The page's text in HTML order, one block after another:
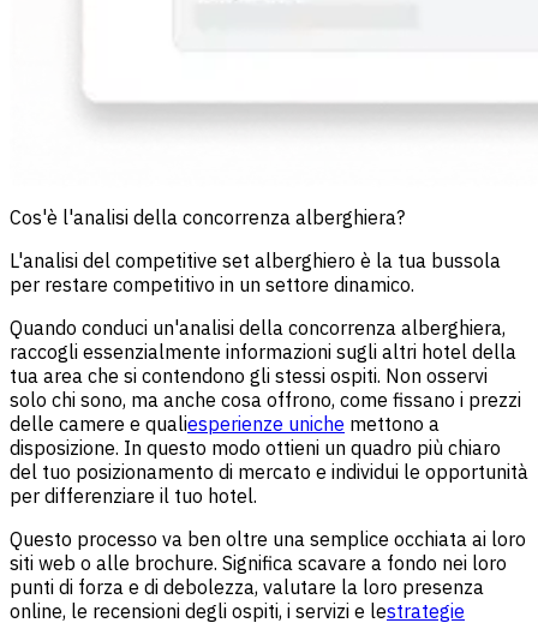
Cos'è l'analisi della concorrenza alberghiera?
L'analisi del competitive set alberghiero è la tua bussola
per restare competitivo in un settore dinamico.
Quando conduci un'analisi della concorrenza alberghiera,
raccogli essenzialmente informazioni sugli altri hotel della
tua area che si contendono gli stessi ospiti. Non osservi
solo chi sono, ma anche cosa offrono, come fissano i prezzi
delle camere e qualiesperienze uniche mettono a
disposizione. In questo modo ottieni un quadro più chiaro
del tuo posizionamento di mercato e individui le opportunità
per differenziare il tuo hotel.
Questo processo va ben oltre una semplice occhiata ai loro
siti web o alle brochure. Significa scavare a fondo nei loro
punti di forza e di debolezza, valutare la loro presenza
online, le recensioni degli ospiti, i servizi e lestrategie